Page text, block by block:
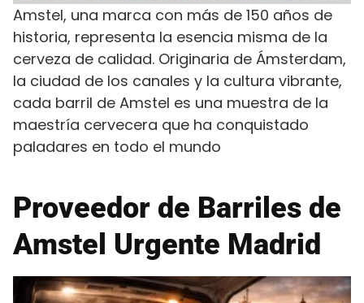
Amstel, una marca con más de 150 años de
historia, representa la esencia misma de la
cerveza de calidad. Originaria de Ámsterdam,
la ciudad de los canales y la cultura vibrante,
cada barril de Amstel es una muestra de la
maestría cervecera que ha conquistado
paladares en todo el mundo
Proveedor de Barriles de
Amstel Urgente Madrid